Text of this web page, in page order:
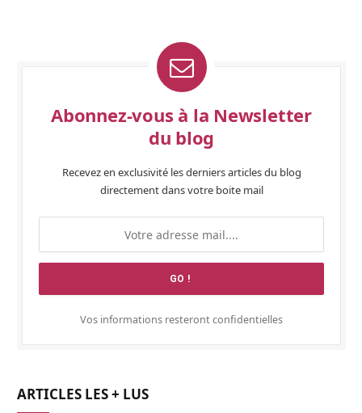
Abonnez-vous à la Newsletter
du blog
Recevez en exclusivité les derniers articles du blog
directement dans votre boite mail
Vos informations resteront confidentielles
ARTICLES LES + LUS